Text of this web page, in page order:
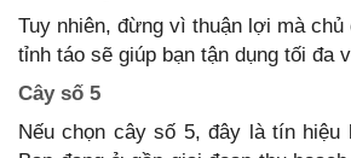
Tuy nhiên, đừng vì thuận lợi mà
tỉnh táo sẽ giúp bạn tận dụng tối đa
Cây số 5
Nếu chọn cây số 5, đây là tín hiệu